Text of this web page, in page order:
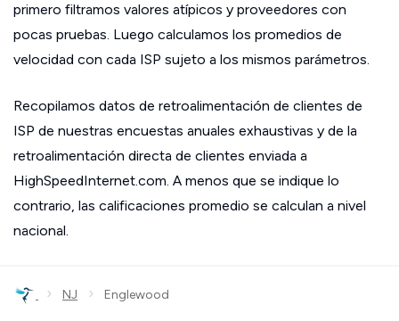
primero filtramos valores atípicos y proveedores con
pocas pruebas. Luego calculamos los promedios de
velocidad con cada ISP sujeto a los mismos parámetros.
Recopilamos datos de retroalimentación de clientes de
ISP de nuestras encuestas anuales exhaustivas y de la
retroalimentación directa de clientes enviada a
HighSpeedInternet.com. A menos que se indique lo
contrario, las calificaciones promedio se calculan a nivel
nacional.
› NJ › Englewood